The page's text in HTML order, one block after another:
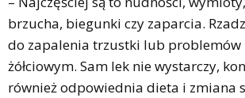
brzucha, biegunki czy zaparcia.
do zapalenia trzustki lub problemów
żółciowym. Sam lek nie wystarczy,
również odpowiednia dieta i zmiana